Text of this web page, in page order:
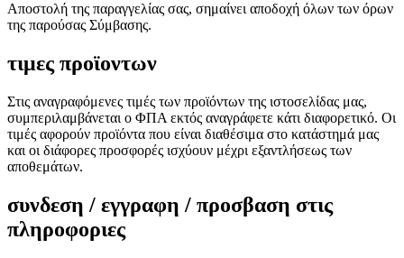
Αποστολή της παραγγελίας σας, σημαίνει αποδοχή όλων των όρων
της παρούσας Σύμβασης.
τιμες προϊοντων
Στις αναγραφόμενες τιμές των προϊόντων της ιστοσελίδας μας,
συμπεριλαμβάνεται ο ΦΠΑ εκτός αναγράφετε κάτι διαφορετικό. Οι
τιμές αφορούν προϊόντα που είναι διαθέσιμα στο κατάστημά μας
και οι διάφορες προσφορές ισχύουν μέχρι εξαντλήσεως των
αποθεμάτων.
συνδεση / εγγραφη / προσβαση στις
πληροφοριες